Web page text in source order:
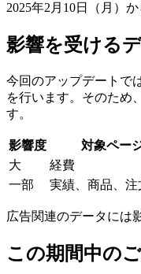
2025年2月10日（月）
影響を受ける
今回のアップデートで
を行います。そのため
す。
影響度
対象ペー
大
経費
一部
実績、商品、注
広告関連のデータには
この期間中の